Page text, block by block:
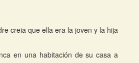
creia que ella era la joven y la hija
en una habitación de su casa a